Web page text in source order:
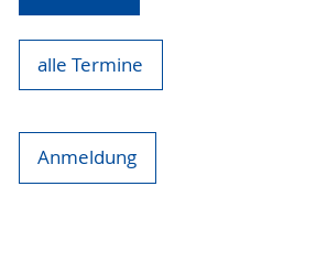
alle Termine
Anmeldung